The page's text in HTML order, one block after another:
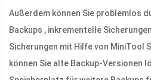
Außerdem können Sie problemlos
Backups , inkrementelle
Sicherungen mit Hilfe von MiniTool
können Sie alte Backup-Versionen